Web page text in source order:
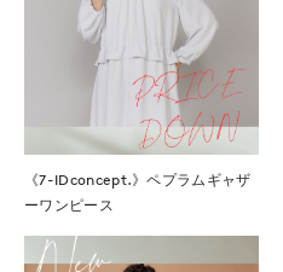
《7-IDconcept.》ペプラムギャザ
ーワンピース